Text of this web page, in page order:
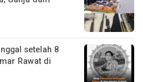
setelah 8
Rawat di